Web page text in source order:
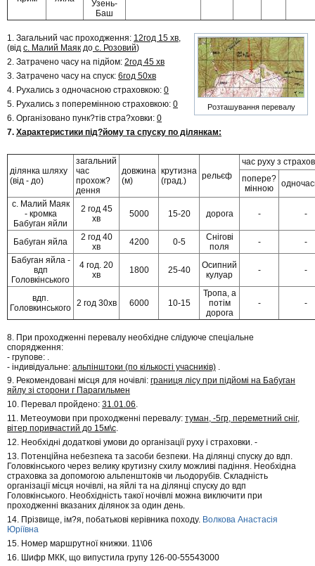
Узень-
Баш
Розташування перевалу
1. Загальний час проходження: 12год 15 хв,
(від с. Малий Маяк до с. Розовий)
2. Затрачено часу на підйом: 2год 45 хв
3. Затрачено часу на спуск: 6год 50хв
4. Рухались з одночасною страховкою: 0
5. Рухались з поперемінною страховкою: 0
6. Організовано пунк?тів стра?ховки: 0
7. Характеристики під?йому та спуску по ділянкам:
ділянка шляху
(від - до)
загальний
час
прохож?
дення
довжина
(м)
крутизна
(град.)
рельєф
час руху з
попере?
мінною
c. Малий Маяк
- кромка
Бабуган яйли
2 год 45
хв
5000 15-20 дорога - -
Бабуган яйла
2 год 40
хв
4200 0-5
Снігові
поля
-
-
Бабуган яйла -
вдп
Головкінського
4 год. 20
хв
1800 25-40
Осипний
кулуар
- -
вдп.
Головкинського 2 год 30хв 6000 10-15
Тропа, а
потім
дорога
- -
8. При проходженні перевалу необхідне слідуюче спеціальне
спорядження:
- групове: .
- індивідуальне: альпінштоки (по кількості учасників)
9. Рекомендовані місця для ночівлі: границя лісу при підйомі на Бабуган
яйлу зі сторони г Парагильмен
10. Перевал пройдено: 31.01.06.
11. Метеоумови при проходженні перевалу: туман, -5гр, переметний сніг,
вітер поривчастий до 15м\с.
12. Необхідні додаткові умови до організації руху і страховки. -
13. Потенційна небезпека та засоби безпеки. На ділянці спуску до вдп.
Головкінського через велику крутизну схилу можливі падіння. Необхідна
страховка за допомогою альпенштоків чи льодорубів. Складність
організації місця ночівлі, на яйлі та на ділянці спуску до вдп
Головкінського. Необхідність такої ночівлі можна виключити при
проходженні вказаних ділянок за один день.
14. Прізвище, ім?я, побатькові керівника походу. Волкова Анастасія
Юріївна
15. Номер маршрутної книжки. 11\06
16. Шифр МКК, що випустила групу 126-00-55543000